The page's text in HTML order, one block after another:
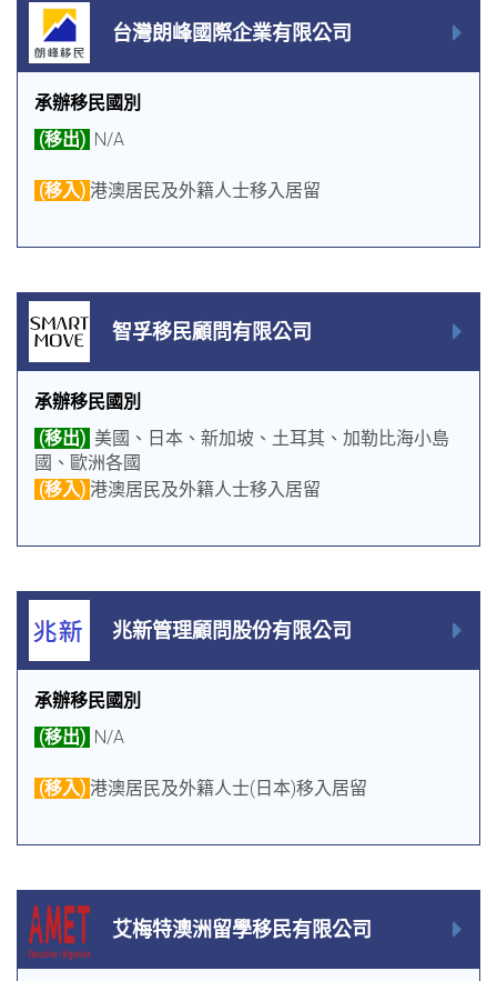
台灣朗峰國際企業有限公司
承辦移民國別
(移出) N/A
(移入) 港澳居民及外籍人士移入居留
智孚移民顧問有限公司
承辦移民國別
(移出) 美國、日本、新加坡、土耳其、加勒比海小島
國、歐洲各國
(移入) 港澳居民及外籍人士移入居留
兆新管理顧問股份有限公司
承辦移民國別
(移出) N/A
(移入) 港澳居民及外籍人士(日本)移入居留
艾梅特澳洲留學移民有限公司